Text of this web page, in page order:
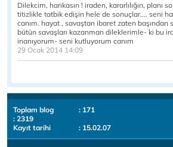
Dilekcim, harikasın ! iraden, kararlılığın, planı
titizlikle tatbik edişin hele de sonuçlar.... seni
canım. hayat , savaştan ibaret zaten başından
bütün savaşları kazanman dileklerimle- ki bu
inanıyorum- seni kutluyorum canım
29 Ocak 2014 14:09
Toplam blog
: 171
: 2319
Kayıt tarihi
: 15.02.07